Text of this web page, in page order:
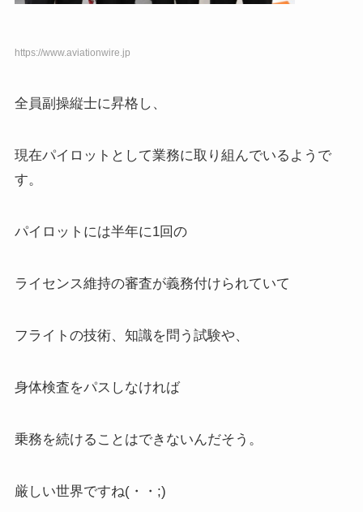
https://www.aviationwire.jp
全員副操縦士に昇格し、
現在パイロットとして業務に取り組んでいるようで
す。
パイロットには半年に1回の
ライセンス維持の審査が義務付けられていて
フライトの技術、知識を問う試験や、
身体検査をパスしなければ
乗務を続けることはできないんだそう。
厳しい世界ですね(・・;)